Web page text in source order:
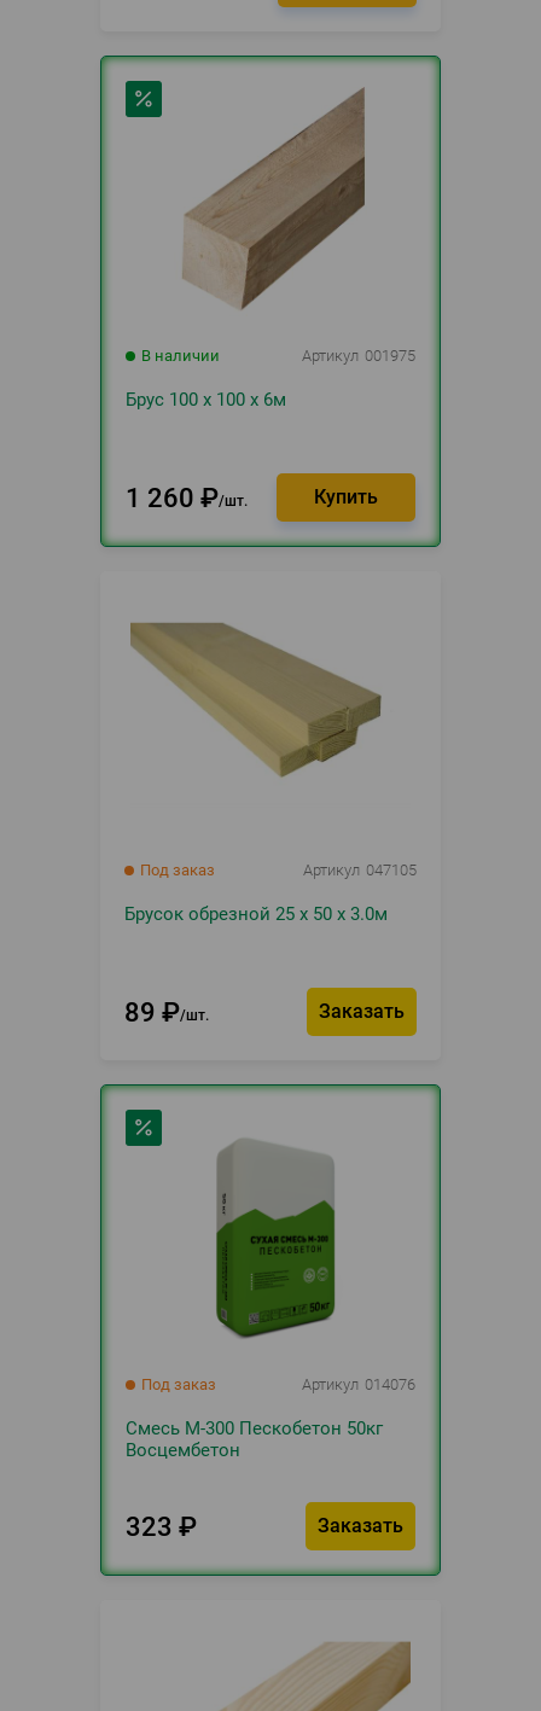
В наличии Артикул 001975
Брус 100 х 100 х 6м
1 260 ₽ шт.
Под заказ Артикул 047105
Брусок обрезной 25 х 50 х 3.0м
89 ₽ шт. Заказать
Под заказ Артикул 014076
Смесь М-300 Пескобетон 50кг
Восцембетон
323 ₽ Заказать